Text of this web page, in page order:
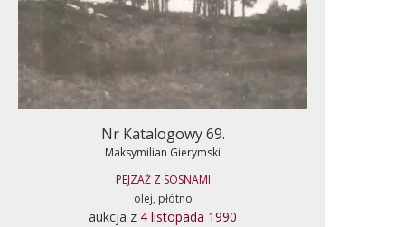
Nr Katalogowy 69.
Maksymilian Gierymski
PEJZAŻ Z SOSNAMI
olej, płótno
aukcja z 4 listopada 1990